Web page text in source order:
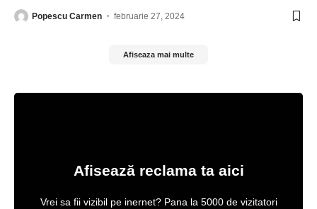
Popescu Carmen februarie 27, 2024
Afiseaza mai multe
Afisează reclama ta aici
Vrei sa fii vizibil pe inernet? Pana la 5000 de vizitatori